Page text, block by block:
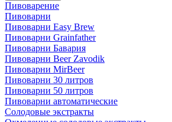
Пивоварение
Пивоварни
Пивоварни Easy Brew
Пивоварни Grainfather
Пивоварни Бавария
Пивоварни Beer Zavodik
Пивоварни MirBeer
Пивоварни 30 литров
Пивоварни 50 литров
Пивоварни автоматические
Солодовые экстракты